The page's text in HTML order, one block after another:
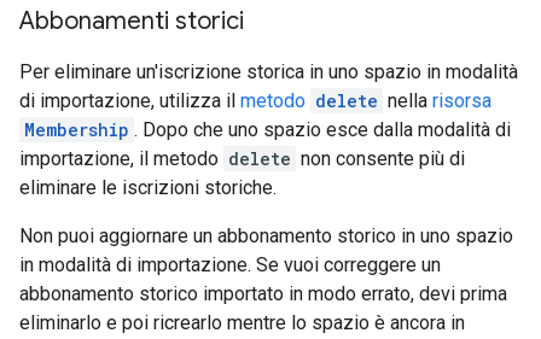
Abbonamenti storici
Per eliminare un'iscrizione storica in uno spazio in modalità
di importazione, utilizza il metodo delete nella risorsa
Membership . Dopo che uno spazio esce dalla modalità di
importazione, il metodo delete non consente più di
eliminare le iscrizioni storiche.
Non puoi aggiornare un abbonamento storico in uno spazio
in modalità di importazione. Se vuoi correggere un
abbonamento storico importato in modo errato, devi prima
eliminarlo e poi ricrearlo mentre lo spazio è ancora in